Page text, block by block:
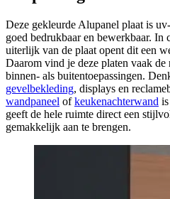
Deze gekleurde Alupanel plaat is
goed bedrukbaar en bewerkbaar. In
uiterlijk van de plaat opent dit een
Daarom vind je deze platen vaak
binnen- als buitentoepassingen.
gevelbekleding, displays en
wandpaneel ofkeukenachterwand
geeft de hele ruimte direct een
gemakkelijk aan te brengen.